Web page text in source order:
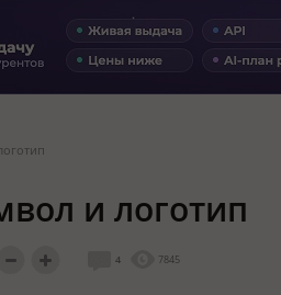
и логотип
4 7845